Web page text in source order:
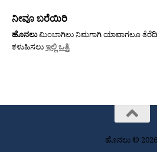
ನೀವೂ ಬರೆಯಿರಿ
ಹೊನಲುಮಿಂಬಾಗಿಲು ನಿಮಗಾಗಿ ಯಾವಾಗಲೂ
ಕಳುಹಿಸಲುಇಲ್ಲಿ ಒತ್ತಿ.
ಹೊನಲು ©